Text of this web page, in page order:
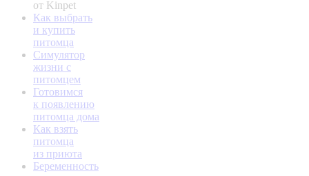
от Kinpet
Как выбрать
и купить
питомца
Симулятор
жизни с
питомцем
Готовимся
к появлению
питомца дома
Как взять
питомца
из приюта
Беременность